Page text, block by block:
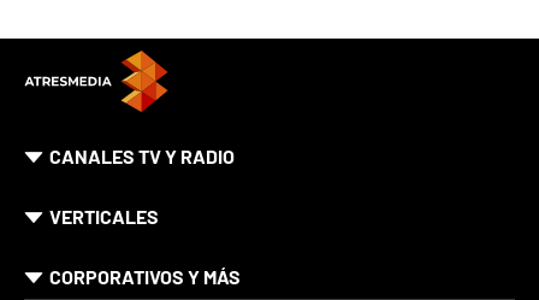
CANALES TV Y RADIO
VERTICALES
CORPORATIVOS Y MÁS